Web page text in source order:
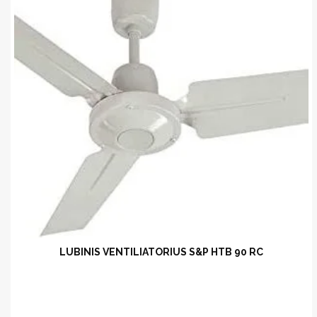
LUBINIS VENTILIATORIUS S&P HTB 90 RC